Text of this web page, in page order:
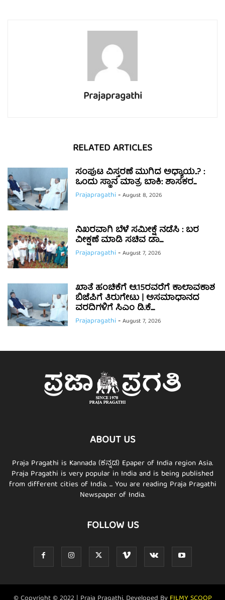
Prajapragathi
RELATED ARTICLES
ಸಂಪುಟ ವಿಸ್ತರಣೆ ಮುಗಿದ ಅಧ್ಯಾಯ..? :
ಒಂದು ಸ್ಥಾನ ಮಾತ್ರ ಬಾಕಿ: ಶಾಸಕರ...
Prajapragathi-August 8, 2026
ನಿಖರವಾಗಿ ಬೆಳೆ ಸಮೀಕ್ಷೆ ನಡೆಸಿ : ಬರ
ವೀಕ್ಷಣೆ ಮಾಡಿ ಸಚಿವ ಡಾ....
Prajapragathi-August 7, 2026
ಖಾತೆ ಹಂಚಿಕೆಗೆ ಆ.15ರವರೆಗೆ ಕಾಲಾವಕಾಶ
ಬಿಜೆಪಿಗೆ ತಿರುಗೇಟು | ಅಸಮಾಧಾನದ
ವರದಿಗಳಿಗೆ ಸಿಎಂ ಡಿ.ಕೆ....
Prajapragathi-August 7, 2026
ABOUT US
Praja Pragathi is Kannada (ಕನ್ನಡ) Epaper of India region Asia.
Praja Pragathi is very popular in India and is being published
from different cities of India. ... You are reading Praja Pragathi
Newspaper of India.
FOLLOW US